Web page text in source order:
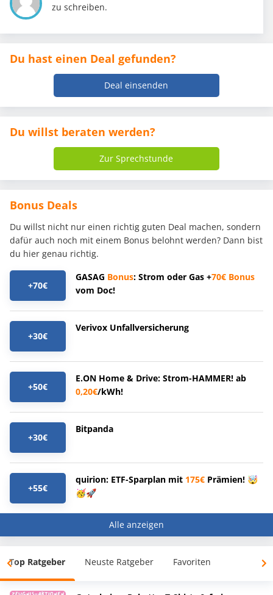
zu schreiben.
Du hast einen Deal gefunden?
Deal einsenden
Du willst beraten werden?
Zur Sprechstunde
Bonus Deals
Du willst nicht nur einen richtig guten Deal machen, sondern
dafür auch noch mit einem Bonus belohnt werden? Dann bist
du hier genau richtig.
+70€
GASAG Bonus: Strom oder Gas +70€ Bonus
vom Doc!
+30€
Verivox Unfallversicherung
+50€
E.ON Home & Drive: Strom-HAMMER! ab
0,20€/kWh!
+30€
Bitpanda
+55€
quirion: ETF-Sparplan mit 175€ Prämien! 🤯
🥳🚀
Alle anzeigen
Top Ratgeber Neuste Ratgeber Favoriten